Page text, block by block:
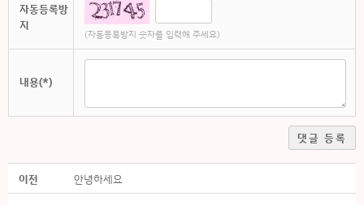
자동등록방
지
(자동등록방지 숫자를 입력해 주세요)
내용(*)
댓글 등록
이전 안녕하세요